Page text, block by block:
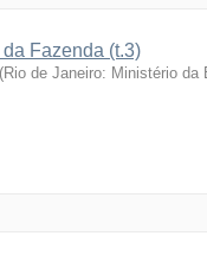
Fazenda (t.3)
(Rio de Janeiro: Ministério